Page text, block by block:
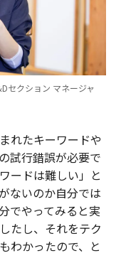
セクション マネージャ
れたキーワードや
試行錯誤が必要で
ードは難しい」と
ないのか自分では
でやってみると実
たし、それをテク
わかったので、と